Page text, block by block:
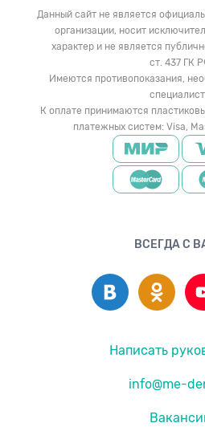
Данный сайт не является
организации, носит
характер и не является
ст. 437 ГК
Имеются противопоказания,
К оплате принимаются
платежных систем: Visa,
ВСЕГДА С
Написать
info@me-